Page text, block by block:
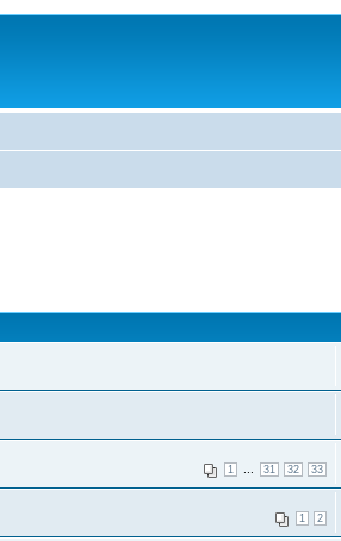
1 31 32 33
1 2